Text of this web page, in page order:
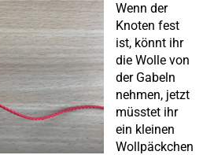
Wenn der
Knoten fest
ist, könnt ihr
die Wolle von
der Gabeln
nehmen, jetzt
müsstet ihr
ein kleinen
Wollpäckchen